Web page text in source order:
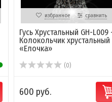
избранное сравнить
Гусь Хрустальный GH-L009
Колокольчик хрустальный
«Елочка»
(0)
600 руб.